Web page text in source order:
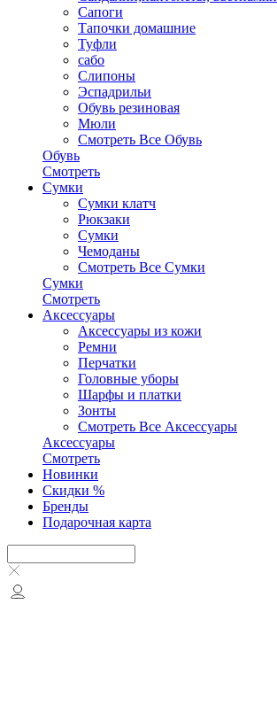
Сапоги
Тапочки домашние
Туфли
сабо
Слипоны
Эспадрильи
Обувь резиновая
Мюли
Смотреть Все Обувь
Обувь
Смотреть
Сумки
Сумки клатч
Рюкзаки
Сумки
Чемоданы
Смотреть Все Сумки
Сумки
Смотреть
Аксессуары
Аксессуары из кожи
Ремни
Перчатки
Головные уборы
Шарфы и платки
Зонты
Смотреть Все Аксессуары
Аксессуары
Смотреть
Новинки
Скидки %
Бренды
Подарочная карта